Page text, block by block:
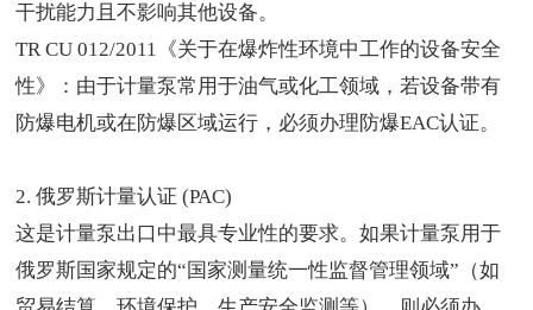
干扰能力且不影响其他设备。
TR CU 012/2011《关于在爆炸性环境中工作的设备安全
性》：由于计量泵常用于油气或化工领域，若设备带有
防爆电机或在防爆区域运行，必须办理防爆EAC认证。
2. 俄罗斯计量认证 (PAC)
这是计量泵出口中最具专业性的要求。如果计量泵用于
俄罗斯国家规定的“国家测量统一性监督管理领域”（如